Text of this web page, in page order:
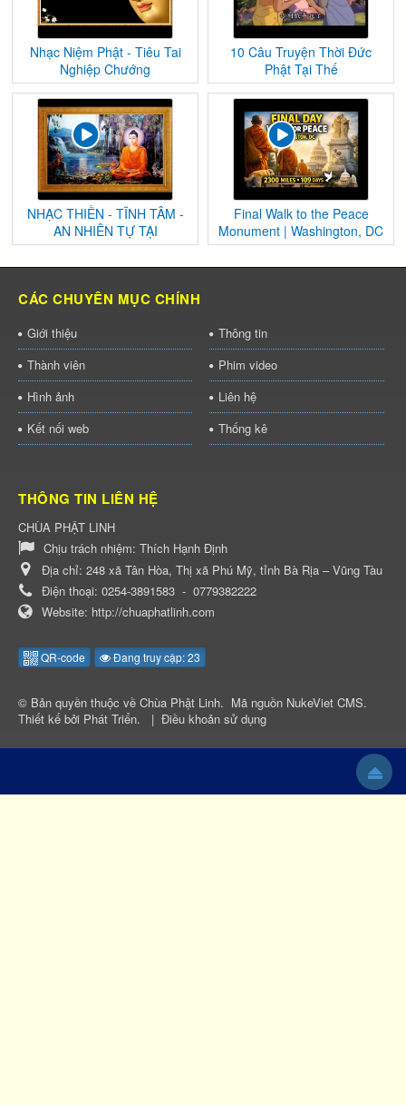
Nhạc Niệm Phật - Tiêu Tai
Nghiệp Chướng
10 Câu Truyện Thời Đức
Phật Tại Thế
NHẠC THIỀN - TĨNH TÂM -
AN NHIÊN TỰ TẠI
Final Walk to the Peace
Monument | Washington, DC
CÁC CHUYÊN MỤC CHÍNH
Giới thiệu
Thông tin
Thành viên
Phim video
Hình ảnh
Liên hệ
Kết nối web
Thống kê
THÔNG TIN LIÊN HỆ
CHÙA PHẬT LINH
Chịu trách nhiệm: Thích Hạnh Định
Địa chỉ: 248 xã Tân Hòa, Thị xã Phú Mỹ, tỉnh Bà Rịa – Vũng Tàu
Điện thoại: 0254-3891583 - 0779382222
Website: http://chuaphatlinh.com
QR-code Đang truy cập: 23
© Bản quyền thuộc về Chùa Phật Linh. Mã nguồn NukeViet CMS.
Thiết kế bởi Phát Triển. | Điều khoản sử dụng